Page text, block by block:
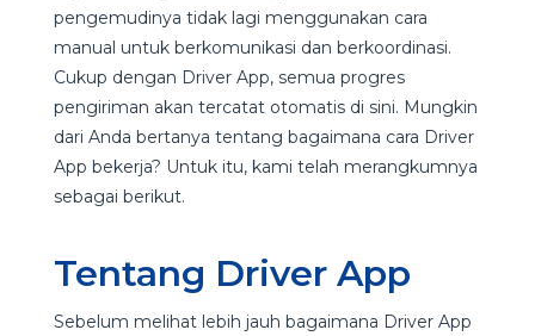
pengemudinya tidak lagi menggunakan cara
manual untuk berkomunikasi dan berkoordinasi.
Cukup dengan Driver App, semua progres
pengiriman akan tercatat otomatis di sini. Mungkin
dari Anda bertanya tentang bagaimana cara Driver
App bekerja? Untuk itu, kami telah merangkumnya
sebagai berikut.
Tentang Driver App
Sebelum melihat lebih jauh bagaimana Driver App